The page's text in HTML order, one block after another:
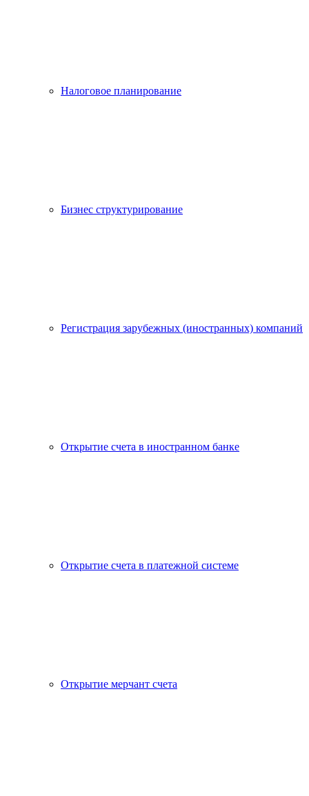
Налоговое планирование
Бизнес структурирование
Регистрация зарубежных (иностранных) компаний
Открытие счета в иностранном банке
Открытие счета в платежной системе
Открытие мерчант счета